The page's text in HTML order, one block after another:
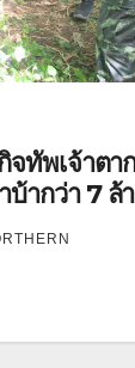
จทัพเจ้าตา
บ้ากว่า 7 ล้